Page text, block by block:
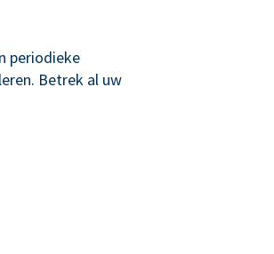
periodieke
Betrek al uw